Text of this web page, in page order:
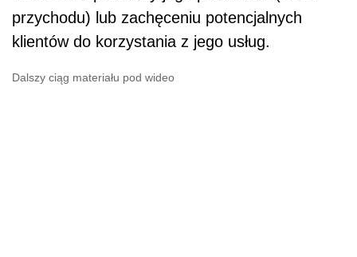
przychodu) lub zachęceniu potencjalnych
klientów do korzystania z jego usług.
Dalszy ciąg materiału pod wideo